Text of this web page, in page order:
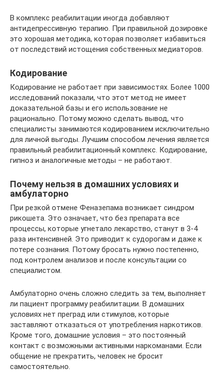
В комплекс реабилитации иногда добавляют
антидепрессивную терапию. При правильной дозировке
это хорошая методика, которая позволяет избавиться
от последствий истощения собственных медиаторов.
Кодирование
Кодирование не работает при зависимостях. Более 1000
исследований показали, что этот метод не имеет
доказательной базы и его использование не
рационально. Потому можно сделать вывод, что
специалисты занимаются кодированием исключительно
для личной выгоды. Лучшим способом лечения является
правильный реабилитационный комплекс. Кодирование,
гипноз и аналогичные методы – не работают.
Почему нельзя в домашних условиях и
амбулаторно
При резкой отмене Феназепама возникает синдром
рикошета. Это означает, что без препарата все
процессы, которые угнетало лекарство, станут в 3-4
раза интенсивней. Это приводит к судорогам и даже к
потере сознания. Потому бросать нужно постепенно,
под контролем анализов и после консультации со
специалистом.
Амбулаторно очень сложно следить за тем, выполняет
ли пациент программу реабилитации. В домашних
условиях нет преград или стимулов, которые
заставляют отказаться от употребления наркотиков.
Кроме того, домашние условия – это постоянный
контакт с возможными активными наркоманами. Если
общение не прекратить, человек не бросит
самостоятельно.